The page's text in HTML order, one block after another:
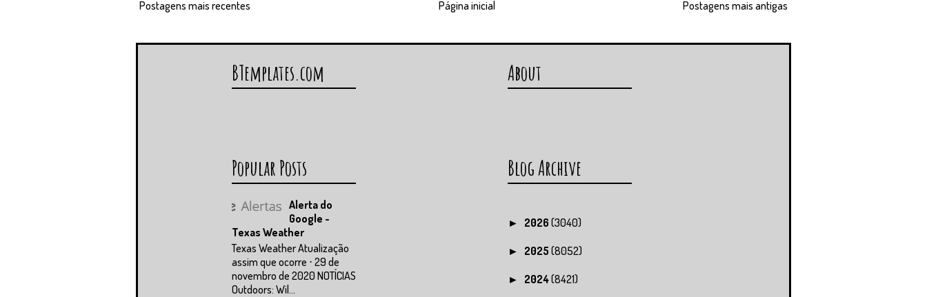
Postagens mais recentes Postagens mais antigas
Página inicial
BTemplates.com About
Popular Posts
Alerta do
Google -
Texas Weather
Texas Weather Atualização
assim que ocorre ⋅ 29 de
novembro de 2020 NOTÍCIAS
Outdoors: Wil...
Blog Archive
► 2026 (3040)
► 2025 (8052)
► 2024(8421)